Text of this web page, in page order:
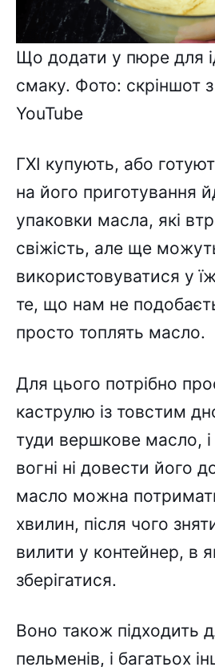
Що додати у пюре для
смаку. Фото: скріншот
YouTube
ГХІ купують, або
на його приготування
упаковки масла, які
свіжість, але ще
використовуватися у
те, що нам не
просто топлять масло.
Для цього потрібно
каструлю із товстим
туди вершкове масло,
вогні ні довести його
масло можна
хвилин, після чого
вилити у контейнер, в
зберігатися.
Воно також підходить
пельменів, і багатьох